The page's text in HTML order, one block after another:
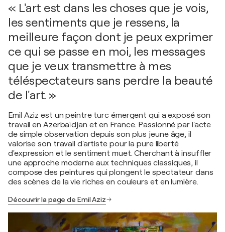
« L'art est dans les choses que je vois,
les sentiments que je ressens, la
meilleure façon dont je peux exprimer
ce qui se passe en moi, les messages
que je veux transmettre à mes
téléspectateurs sans perdre la beauté
de l'art. »
Emil Aziz est un peintre turc émergent qui a exposé son
travail en Azerbaïdjan et en France. Passionné par l'acte
de simple observation depuis son plus jeune âge, il
valorise son travail d'artiste pour la pure liberté
d'expression et le sentiment muet. Cherchant à insuffler
une approche moderne aux techniques classiques, il
compose des peintures qui plongent le spectateur dans
des scènes de la vie riches en couleurs et en lumière.
Découvrir la page de Emil Aziz